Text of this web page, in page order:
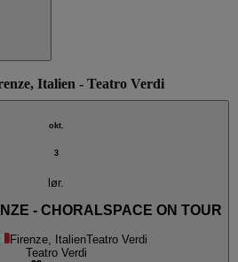
Italien - Teatro Verdi
okt.
3
lør.
- CHORALSPACE ON TOUR
Firenze, ItalienTeatro Verdi
Teatro Verdi